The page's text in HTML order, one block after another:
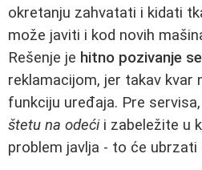
okretanju zahvatati i kidati
može javiti i kod novih
Rešenje je hitno pozivanje
reklamacijom, jer takav kvar
funkciju uređaja. Pre
štetu na odećii zabeležite u
problem javlja - to će ubrzati